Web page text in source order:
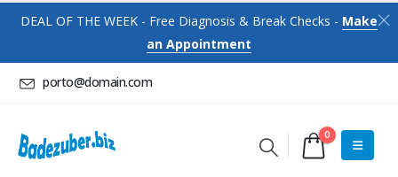
DEAL OF THE WEEK - Free Diagnosis & Break Checks - Make
an Appointment
porto@domain.com
0